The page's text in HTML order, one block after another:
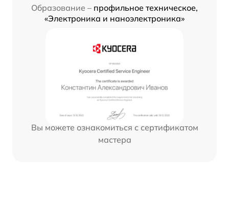
Образование – профильное техническое,
«Электроника и наноэлектроника»
Вы можете ознакомиться с сертификатом
мастера